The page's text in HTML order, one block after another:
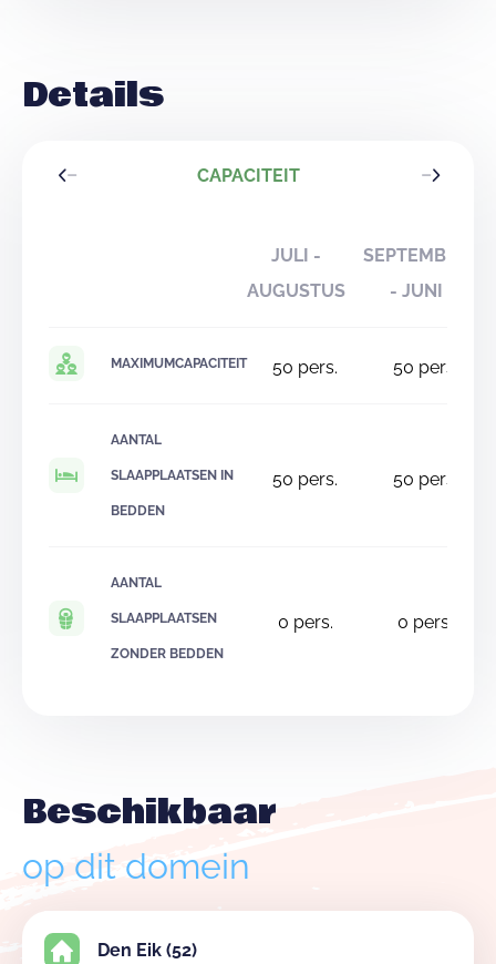
Details
CAPACITEIT
JULI -
AUGUSTUS
SEPTEMBER
- JUNI
MAXIMUMCAPACITEIT 50 pers. 50 pers.
AANTAL
SLAAPPLAATSEN IN
BEDDEN
50 pers. 50 pers.
AANTAL
SLAAPPLAATSEN
ZONDER BEDDEN
0 pers. 0 pers.
Beschikbaar
op dit domein
Den Eik (52)